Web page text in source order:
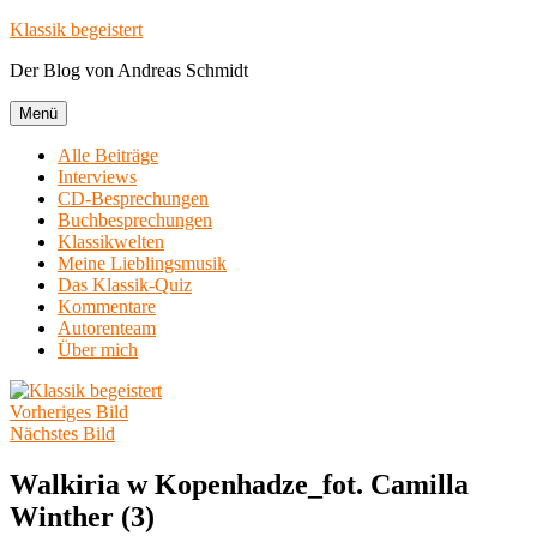
Zum
springen
Klassik begeistert
Der Blog von Andreas Schmidt
Menü
Alle Beiträge
Interviews
CD-Besprechungen
Buchbesprechungen
Klassikwelten
Meine Lieblingsmusik
Das Klassik-Quiz
Kommentare
Autorenteam
Über mich
Vorheriges Bild
Nächstes Bild
Walkiria w Kopenhadze_fot. Camilla
Winther (3)